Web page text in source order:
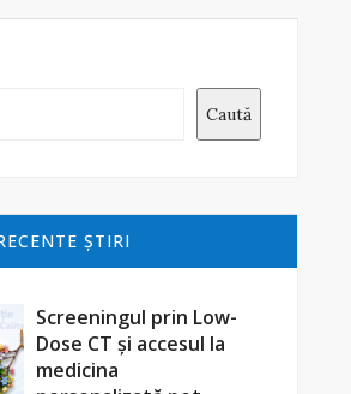
Caută
ŞTIRI
Screeningul prin Low-
Dose CT și accesul la
medicina